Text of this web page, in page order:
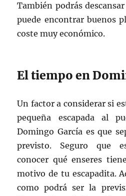
También podrás
puede encontrar buenos
coste muy económico.
El tiempo en
Un factor a considerar si
pequeña escapada al
Domingo García es que
previsto. Seguro que
conocer qué enseres
motivo de tu escapadita.
como podrá ser la